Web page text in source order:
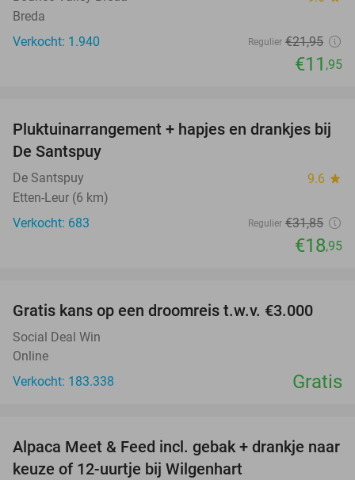
Breda
Verkocht: 1.940
Regulier €21,95
€11 ,95
41%
Pluktuinarrangement + hapjes en drankjes bij
De Santspuy
De Santspuy 9.6 star
Etten-Leur (6 km)
Verkocht: 683
Regulier €31,85
€18,95
Gratis kans op een droomreis t.w.v. €3.000
Social Deal Win
Online
Verkocht: 183.338
Gratis
43%
Alpaca Meet & Feed incl. gebak + drankje naar
keuze of 12-uurtje bij Wilgenhart